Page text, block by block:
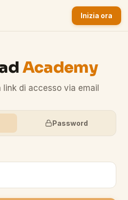
Inizia ora
Academy
link di accesso via email
Password